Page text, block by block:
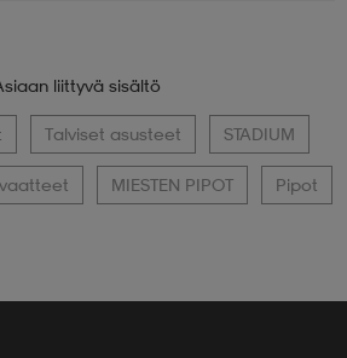
liittyvä sisältö
Talviset asusteet STADIUM
MIESTEN PIPOT Pipot